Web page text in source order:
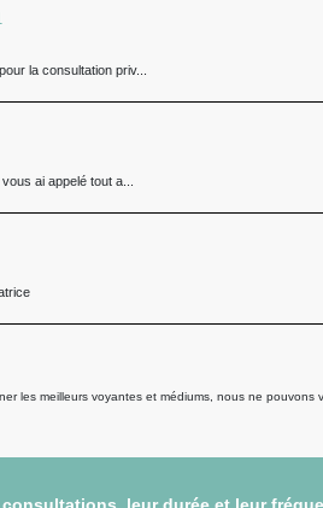
la consultation priv...
vous ai appelé tout a...
les meilleurs voyantes et médiums, nous ne